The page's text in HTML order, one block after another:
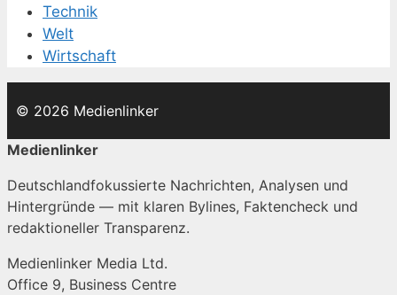
Technik
Welt
Wirtschaft
© 2026 Medienlinker
Medienlinker
Deutschlandfokussierte Nachrichten, Analysen und
Hintergründe — mit klaren Bylines, Faktencheck und
redaktioneller Transparenz.
Medienlinker Media Ltd.
Office 9, Business Centre